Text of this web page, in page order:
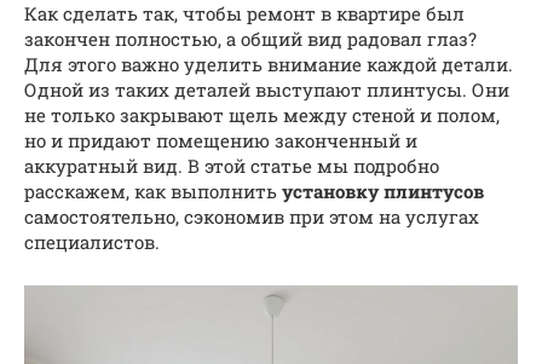
Как сделать так, чтобы ремонт в квартире был
закончен полностью, а общий вид радовал глаз?
Для этого важно уделить внимание каждой детали.
Одной из таких деталей выступают плинтусы. Они
не только закрывают щель между стеной и полом,
но и придают помещению законченный и
аккуратный вид. В этой статье мы подробно
расскажем, как выполнить установку плинтусов
самостоятельно, сэкономив при этом на услугах
специалистов.